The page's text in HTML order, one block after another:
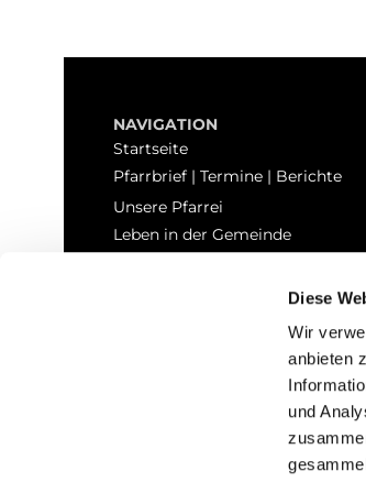
Diese
Wir
anbieten
und
NAVIGATION
Startseite
Pfarrbrief | Termine | Berichte
Unsere Pfarrei
Leben in der Gemeinde